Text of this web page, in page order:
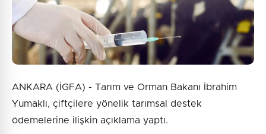
Gönder
ANKARA (İGFA) - Tarım ve Orman Bakanı İbrahim
Yumaklı, çiftçilere yönelik tarımsal destek
ödemelerine ilişkin açıklama yaptı.